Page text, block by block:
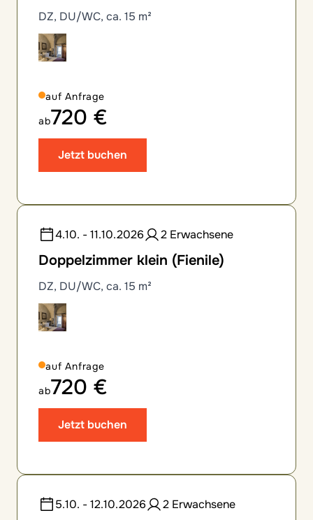
DZ, DU/WC, ca. 15 m²
auf Anfrage
ab720 €
Jetzt buchen
4.10. - 11.10.2026 2 Erwachsene
Doppelzimmer klein (Fienile)
DZ, DU/WC, ca. 15 m²
auf Anfrage
ab720 €
Jetzt buchen
5.10. - 12.10.2026 2 Erwachsene